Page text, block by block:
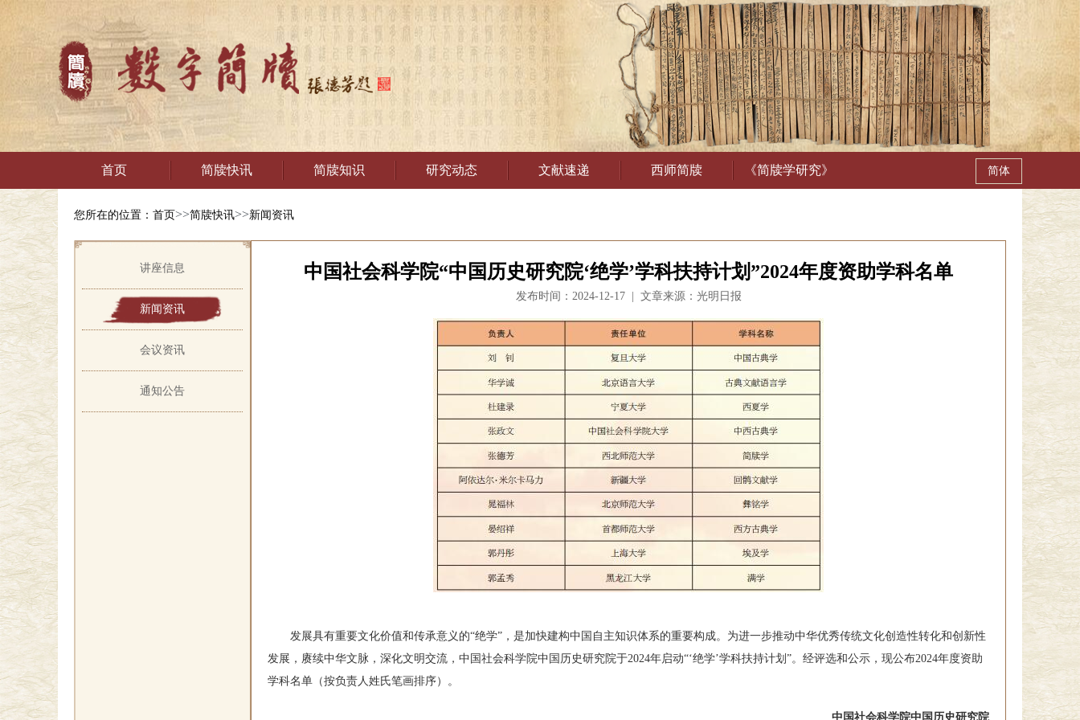
首页 简牍快讯 简牍知识 研究动态 文献速递 西师简牍 《简牍学研究》
您所在的位置： 首页>>简牍快讯>>新闻资讯
讲座信息
新闻资讯
会议资讯
通知公告
中国社会科学院“中国历史研究院‘绝学’学科扶持计划”2024年度资助学科名单
发布时间：2024-12-17 | 文章来源：光明日报
发展具有重要文化价值和传承意义的“绝学”，是加快建构中国自主知识体系的重要构成。为进一步推动中华优秀传统文化创造性转化和创新性
发展，赓续中华文脉，深化文明交流，中国社会科学院中国历史研究院于2024年启动“‘绝学’学科扶持计划”。经评选和公示，现公布2024年度资助
学科名单（按负责人姓氏笔画排序）。
中国社会科学院中国历史研究院